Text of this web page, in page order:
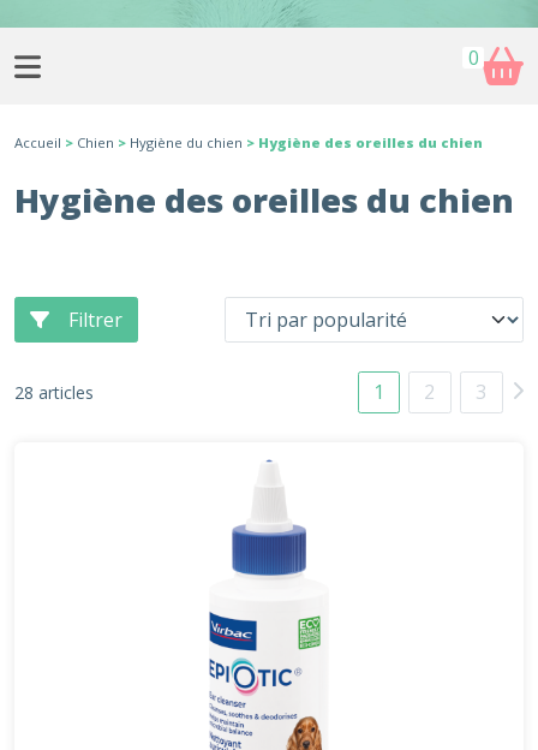
0
Accueil > Chien > Hygiène du chien > Hygiène des oreilles du chien
Hygiène des oreilles du chien
Filtrer
28 articles 1 2 3